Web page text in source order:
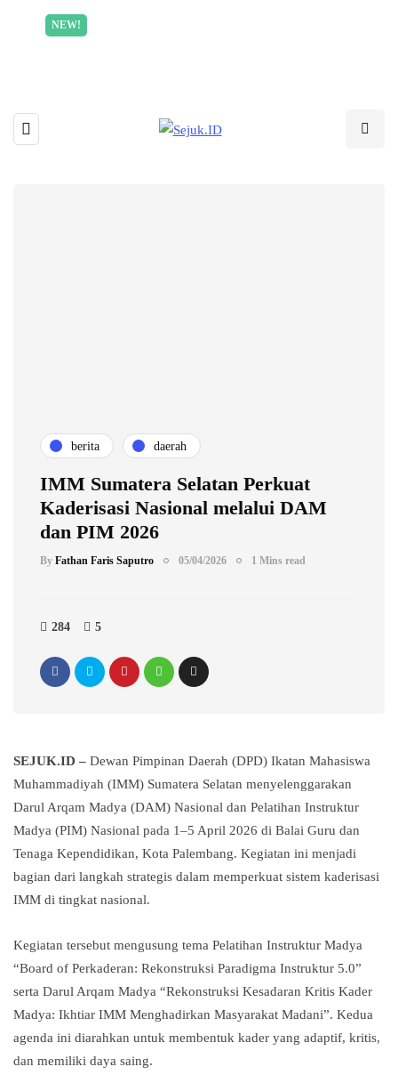
NEW!
berita daerah
IMM Sumatera Selatan Perkuat
Kaderisasi Nasional melalui DAM
dan PIM 2026
By Fathan Faris Saputro 05/04/2026 1 Mins read
284 5
SEJUK.ID – Dewan Pimpinan Daerah (DPD) Ikatan Mahasiswa
Muhammadiyah (IMM) Sumatera Selatan menyelenggarakan
Darul Arqam Madya (DAM) Nasional dan Pelatihan Instruktur
Madya (PIM) Nasional pada 1–5 April 2026 di Balai Guru dan
Tenaga Kependidikan, Kota Palembang. Kegiatan ini menjadi
bagian dari langkah strategis dalam memperkuat sistem kaderisasi
IMM di tingkat nasional.
Kegiatan tersebut mengusung tema Pelatihan Instruktur Madya
“Board of Perkaderan: Rekonstruksi Paradigma Instruktur 5.0”
serta Darul Arqam Madya “Rekonstruksi Kesadaran Kritis Kader
Madya: Ikhtiar IMM Menghadirkan Masyarakat Madani”. Kedua
agenda ini diarahkan untuk membentuk kader yang adaptif, kritis,
dan memiliki daya saing.